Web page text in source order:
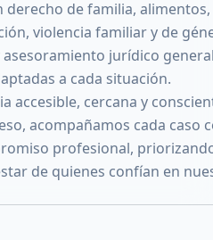
derecho de familia,
violencia familiar y de
jurídico
a cada situación.
accesible, cercana y
acompañamos cada caso
profesional,
de quienes confían en